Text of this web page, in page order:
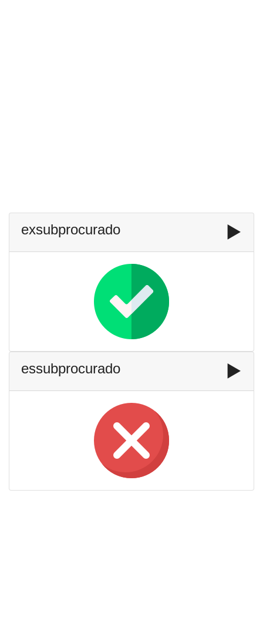
exsubprocurado ▶️
essubprocurado ▶️